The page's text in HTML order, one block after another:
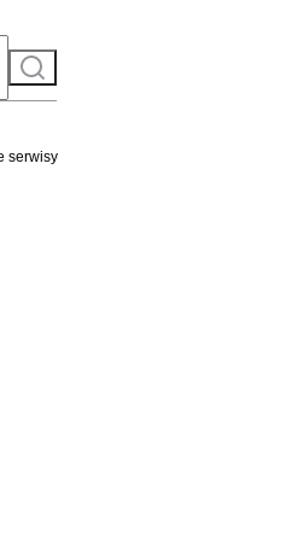
Szukaj
serwisy